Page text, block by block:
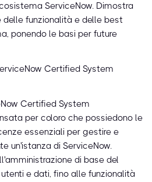
ServiceNow. Dimostra
delle funzionalità e delle best
ponendo le basi per future
Certified System
Certified System
per coloro che possiedono le
essenziali per gestire e
un'istanza di ServiceNow.
di base del
e dati, fino alle funzionalità